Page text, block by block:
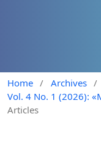
Home / Archives /
Vol. 4 No. 1 (2026):
Articles